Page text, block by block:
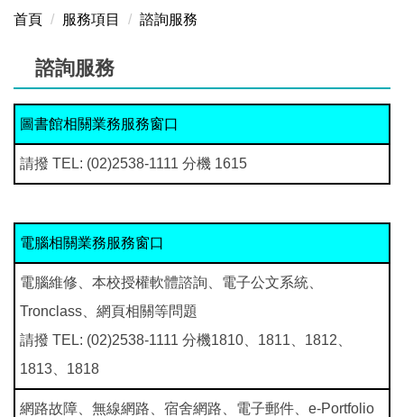
首頁 服務項目 諮詢服務
諮詢服務
圖書館相關業務服務窗口
請撥 TEL: (02)2538-1111 分機 1615
電腦相關業務服務窗口
電腦維修、本校授權軟體諮詢、電子公文系統、
Tronclass、網頁相關等問題
請撥 TEL: (02)2538-1111 分機1810、1811、1812、
1813、1818
網路故障、無線網路、宿舍網路、電子郵件、e-Portfolio